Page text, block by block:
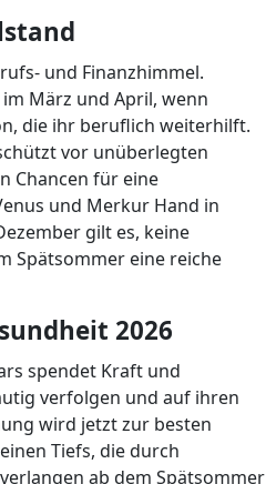
und Finanzhimmel.
März und April, wenn
die ihr beruflich weiterhilft.
vor unüberlegten
Chancen für eine
und Merkur Hand in
gilt es, keine
Spätsommer eine reiche
2026
spendet Kraft und
verfolgen und auf ihren
wird jetzt zur besten
Tiefs, die durch
ab dem Spätsommer